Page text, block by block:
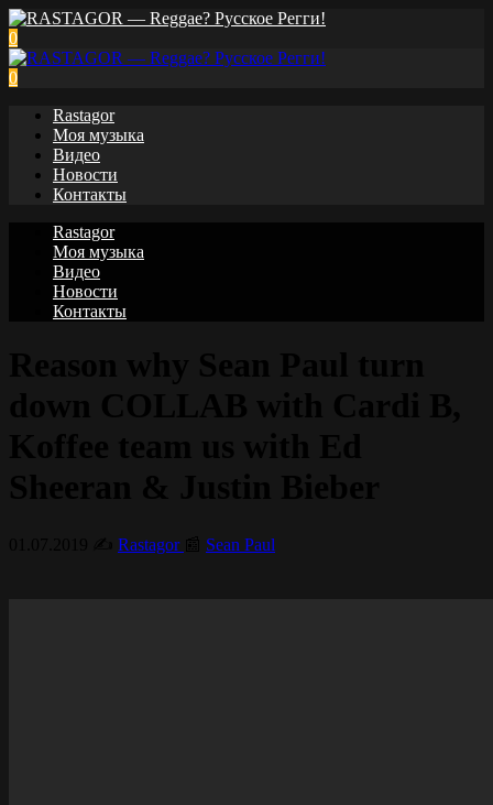
0
0
Rastagor
Моя музыка
Видео
Новости
Контакты
Rastagor
Моя музыка
Видео
Новости
Контакты
Rastagor Sean Paul